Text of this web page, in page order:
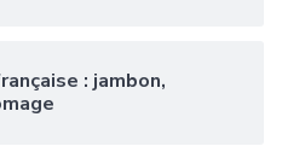
: jambon,